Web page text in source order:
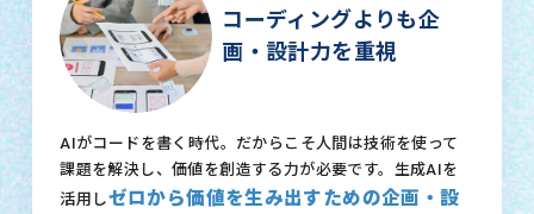
コーディングよりも企
画・設計力を重視
AIがコードを書く時代。だからこそ人間は技術を使って
課題を解決し、価値を創造する力が必要です。生成AIを
活用しゼロから価値を生み出すための企画・設